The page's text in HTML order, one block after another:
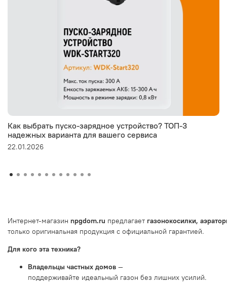
Как выбрать пуско-зарядное устройство? ТОП-3
надежных варианта для вашего сервиса
22.01.2026
Интернет‑магазин npgdom.ru предлагает газонокосилки,
только оригинальная продукция с официальной гарантией.
Для кого эта техника?
Владельцы частных домов —
поддерживайте идеальный газон без лишних усилий.